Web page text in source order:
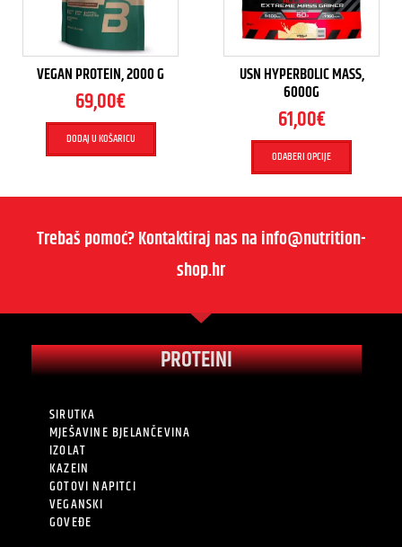
VEGAN PROTEIN, 2000 G
69,00€
DODAJ U KOŠARICU
USN HYPERBOLIC MASS,
6000G
61,00€
ODABERI OPCIJE
Trebaš pomoć? Kontaktiraj nas na info@nutrition-
shop.hr
PROTEINI
SIRUTKA
MJEŠAVINE BJELANČEVINA
IZOLAT
KAZEIN
GOTOVI NAPITCI
VEGANSKI
GOVEĐE